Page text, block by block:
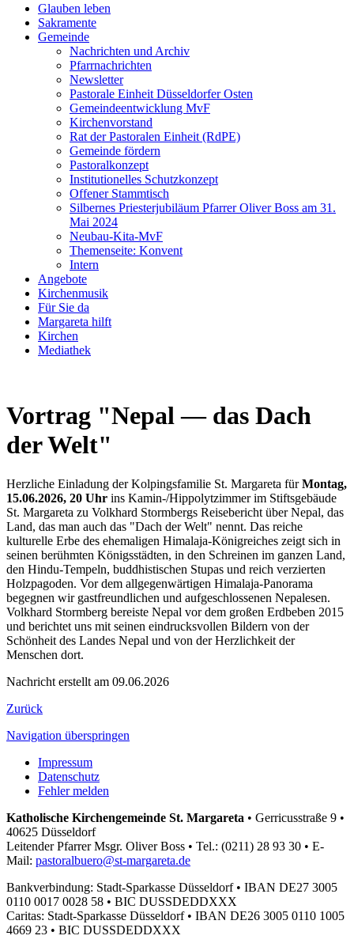
Glauben leben
Sakramente
Gemeinde
Nachrichten und Archiv
Pfarrnachrichten
Newsletter
Pastorale Einheit Düsseldorfer Osten
Gemeindeentwicklung MvF
Kirchenvorstand
Rat der Pastoralen Einheit (RdPE)
Gemeinde fördern
Pastoralkonzept
Institutionelles Schutzkonzept
Offener Stammtisch
Silbernes Priesterjubiläum Pfarrer Oliver Boss am 31.
Mai 2024
Neubau-Kita-MvF
Themenseite: Konvent
Intern
Angebote
Kirchenmusik
Für Sie da
Margareta hilft
Kirchen
Mediathek
Vortrag "Nepal — das Dach
der Welt"
Herzliche Einladung der Kolpingsfamilie St. Margareta fürMontag,
15.06.2026, 20 Uhr ins Kamin‑/Hippolytzimmer im Stiftsgebäude
St. Margareta zu Volkhard Stormbergs Reisebericht über Nepal, das
Land, das man auch das "Dach der Welt" nennt. Das reiche
kulturelle Erbe des ehemaligen Himalaja-Königreiches zeigt sich in
seinen berühmten Königsstädten, in den Schreinen im ganzen Land,
den Hindu-Tempeln, buddhistischen Stupas und reich verzierten
Holzpagoden. Vor dem allgegenwärtigen Himalaja‑Panorama
begegnen wir gastfreundlichen und aufgeschlossenen Nepalesen.
Volkhard Stormberg bereiste Nepal vor dem großen Erdbeben 2015
und berichtet uns mit seinen eindrucksvollen Bildern von der
Schönheit des Landes Nepal und von der Herzlichkeit der
Menschen dort.
Nachricht erstellt am 09.06.2026
Zurück
Navigation überspringen
Impressum
Datenschutz
Fehler melden
Katholische Kirchengemeinde St. Margareta • Gerricusstraße 9 •
40625 Düsseldorf
Leitender Pfarrer Msgr. Oliver Boss • Tel.: (0211) 28 93 30 • E-
Mail: pastoralbuero@st-margareta.de
Bankverbindung: Stadt-Sparkasse Düsseldorf • IBAN DE27 3005
0110 0017 0028 58 • BIC DUSSDEDDXXX
Caritas: Stadt-Sparkasse Düsseldorf • IBAN DE26 3005 0110 1005
4669 23 • BIC DUSSDEDDXXX